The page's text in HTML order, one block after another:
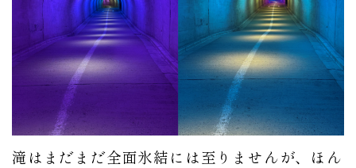
滝はまだまだ全面氷結には至りませんが、ほん